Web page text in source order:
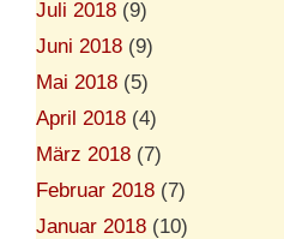
Juli 2018 (9)
Juni 2018 (9)
Mai 2018 (5)
April 2018 (4)
März 2018 (7)
Februar 2018 (7)
Januar 2018 (10)